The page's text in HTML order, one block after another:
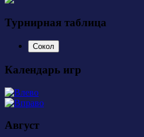
Турнирная таблица
Сокол
Календарь игр
Август